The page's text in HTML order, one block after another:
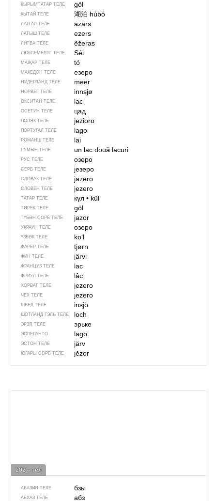
КЫРЫМТАТАР ТЕЛЕ göl
КЫТАЙ ТЕЛЕ 湖泊 húbó
ЛАТГАЛ ТЕЛЕ azars
ЛАТЫШ ТЕЛЕ ezers
ЛИТВА ТЕЛЕ ẽžeras
ЛЮКСЕМБУРГ ТЕЛЕ Séi
МАҖАР ТЕЛЕ tó
МАКЕДОН ТЕЛЕ езеро
НИДЕРЛАНД ТЕЛЕ meer
НОРВЕГ ТЕЛЕ innsjø
ОКСИТАН ТЕЛЕ lac
ОСЕТИН ТЕЛЕ цад
ПОЛЯК ТЕЛЕ jezioro
ПОРТУГАЛ ТЕЛЕ lago
РОМАНШ ТЕЛЕ lai
РУМЫН ТЕЛЕ un lacdouă lacuri
РУС ТЕЛЕ озеро
СЕРБ ТЕЛЕ језеро
СЛОВАК ТЕЛЕ jazero
СЛОВЕН ТЕЛЕ jezero
ТАТАР ТЕЛЕ күл• kül
ТӨРЕК ТЕЛЕ göl
ТҮБӘН СОРБ ТЕЛЕ jazor
УКРАИН ТЕЛЕ озеро
ҮЗБӘК ТЕЛЕ koʻl
ФАРЕР ТЕЛЕ tjørn
ФИН ТЕЛЕ järvi
ФРАНЦУЗ ТЕЛЕ lac
ФРИУЛ ТЕЛЕ lâc
ХОРВАТ ТЕЛЕ jezero
ЧЕХ ТЕЛЕ jezero
ШВЕД ТЕЛЕ insjö
ШОТЛАНД ГЭЛЬ ТЕЛЕ loch
ЭРЗЯ ТЕЛЕ эрьке
ЭСПЕРАНТО lago
ЭСТОН ТЕЛЕ järv
ЮГАРЫ СОРБ ТЕЛЕ jězor
202 – тел
АБАЗИН ТЕЛЕ бзы
АБХАЗ ТЕЛЕ абз